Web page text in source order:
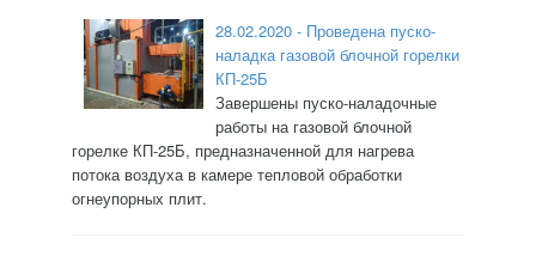
28.02.2020 - Проведена пуско-
наладка газовой блочной горелки
КП-25Б
Завершены пуско-наладочные
работы на газовой блочной
горелке КП-25Б, предназначенной для нагрева
потока воздуха в камере тепловой обработки
огнеупорных плит.